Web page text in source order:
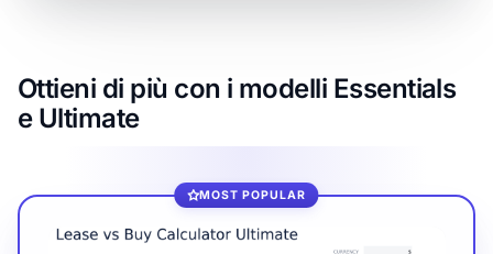
Ottieni di più con i modelli Essentials
e Ultimate
MOST POPULAR